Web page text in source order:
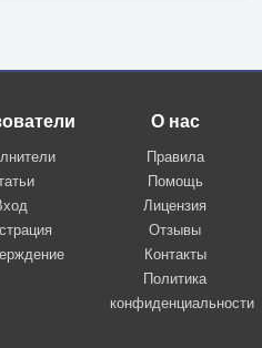
О нас
Правила
Помощь
Лицензия
Отзывы
Контакты
Политика
конфиденциальности